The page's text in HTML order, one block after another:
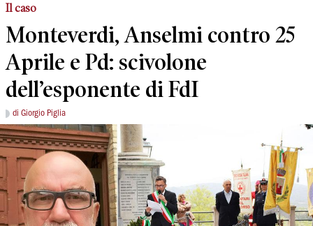
Il caso
Monteverdi, Anselmi contro 25
Aprile e Pd: scivolone
dell’esponente di FdI
di Giorgio Piglia